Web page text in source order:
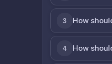
3 How
4 How